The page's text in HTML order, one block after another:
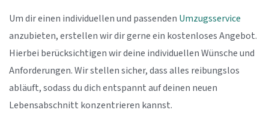
Um dir einen individuellen und passenden Umzugsservice
anzubieten, erstellen wir dir gerne ein kostenloses Angebot.
Hierbei berücksichtigen wir deine individuellen Wünsche und
Anforderungen. Wir stellen sicher, dass alles reibungslos
abläuft, sodass du dich entspannt auf deinen neuen
Lebensabschnitt konzentrieren kannst.